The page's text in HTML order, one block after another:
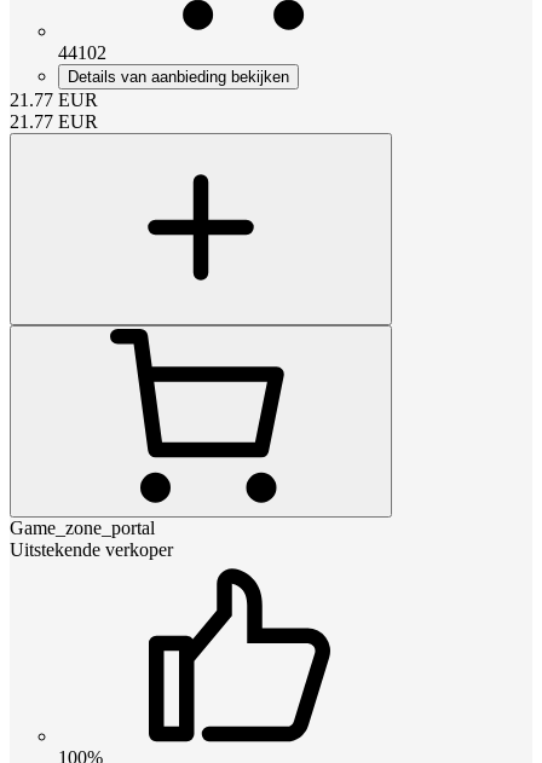
44102
Details van aanbieding bekijken
21.77 EUR
21.77 EUR
Game_zone_portal
Uitstekende verkoper
100%